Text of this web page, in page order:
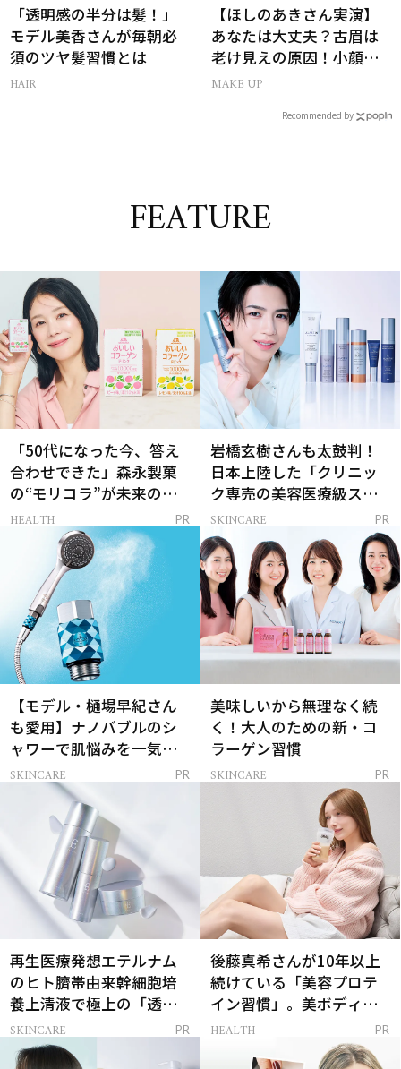
「透明感の半分は髪！」
モデル美香さんが毎朝必
須のツヤ髪習慣とは
HAIR
【ほしのあきさん実演】
あなたは大丈夫？古眉は
老け見えの原因！小顔と
目元パッチリを叶える美
MAKE UP
Recommended by
FEATURE
「50代になった今、答え
合わせできた」森永製菓
の“モリコラ”が未来のキ
レイを連れてくる！
HEALTH PR
岩橋玄樹さんも太鼓判！
日本上陸した「クリニッ
ク専売の美容医療級スキ
ンケア」
SKINCARE PR
【モデル・樋場早紀さん
も愛用】ナノバブルのシ
ャワーで肌悩みを一気に
解決
SKINCARE PR
美味しいから無理なく続
く！大人のための新・コ
ラーゲン習慣
SKINCARE PR
再生医療発想エテルナム
のヒト臍帯由来幹細胞培
養上清液で極上の「透明
感ハリ肌」へ
SKINCARE PR
後藤真希さんが10年以上
続けている「美容プロテ
イン習慣」。美ボディを
支える朝ルーティンと
HEALTH PR